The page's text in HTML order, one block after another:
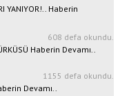
YANIYOR!.. Haberin
608 defa okundu.
Haberin Devamı..
1155 defa okundu.
Devamı..